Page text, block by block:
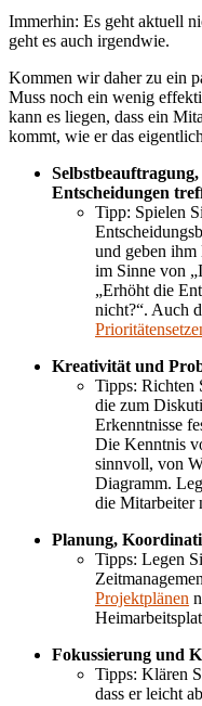
Immerhin: Es geht aktuell
geht es auch irgendwie.
Kommen wir daher zu ein
Muss noch ein wenig
kann es liegen, dass ein
kommt, wie er das
Entscheidungen
Tipp: Spielen
und geben ihm
im Sinne von
„Erhöht die
nicht?“. Auch
Kreativität und
Tipps: Richten
die zum
Erkenntnisse
Die Kenntnis
sinnvoll, von
Diagramm.
die Mitarbeiter
Planung,
Tipps: Legen
Projektplänen
Fokussierung und
Tipps: Klären
dass er leicht